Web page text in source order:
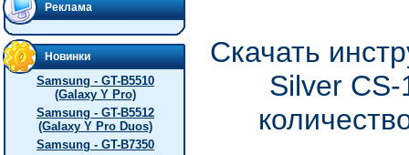
Реклама
Новинки
Samsung - GT-B5510
(Galaxy Y Pro)
Samsung - GT-B5512
(Galaxy Y Pro Duos)
Samsung - GT-B7350
Скачать
Silver CS-